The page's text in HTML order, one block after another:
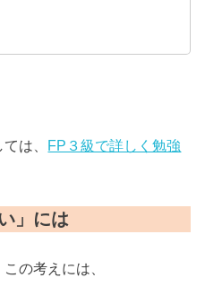
は、 FP３級で詳しく勉強
」には
の考えには、